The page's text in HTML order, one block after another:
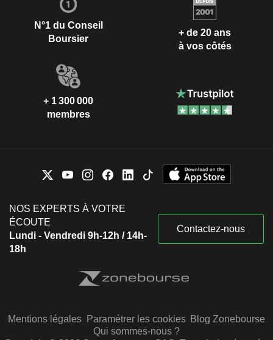
N°1 du Conseil
Boursier
+ de 20 ans
à vos côtés
+ 1 300 000
membres
NOS EXPERTS À VOTRE
ÉCOUTE
Lundi - Vendredi 9h-12h / 14h-
18h
Contactez-nous
Mentions légales Paramétrer les cookies Blog Zonebourse
Qui sommes-nous ?